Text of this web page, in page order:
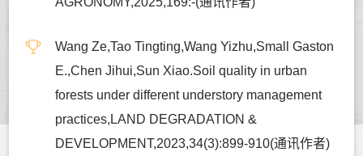
Wang Ze,Tao Tingting,Wang Yizhu,Small Gaston
E.,Chen Jihui,Sun Xiao.Soil quality in urban
forests under different understory management
practices,LAND DEGRADATION &
DEVELOPMENT,2023,34(3):899-910(通讯作者)